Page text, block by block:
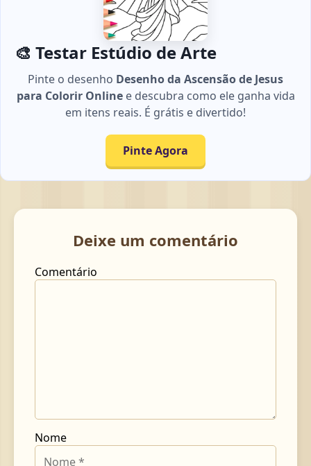
🎨 Testar Estúdio de Arte
Pinte o desenho Desenho da Ascensão de Jesus
para Colorir Onlinee descubra como ele ganha vida
em itens reais. É grátis e divertido!
Pinte Agora
Deixe um comentário
Comentário
Nome